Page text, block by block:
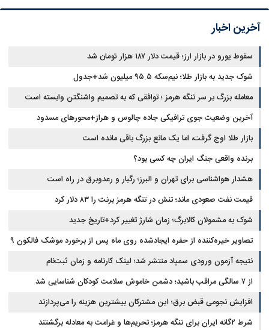
آخرین اخبار
سقوط یورو در بازار ارز؛ قیمت دلار ۱۸۷ هزار تومان شد
شوک جدید به بازار طلا؛ نیم‌سکه ۹۵.۵ میلیون شد+جدول
معامله بزرگ بر سر تنگه هرمز ؛ توافقی که به تصمیم واشنگتن وابسته است
آخرین وضعیت جوی ترافیکی جاده چالوس و هراز+محورهای مسدود
بازار طلا اوج گرفت، اما یک مانع بزرگ باقی مانده است
برنده واقعی جنگ ایران چه کسی بود؟
هشدار هواشناسی برای تهران و البرز؛ رگبار و رعدوبرق در راه است
قیمت نفت صعودی ماند؛ تنش در تنگه هرمز برنت را ۸۳ دلار کرد
شوک به مشمولان کالابرگ؛ زمان شارژ تغییر کرد+تاریخ جدید
تصاویر خیره‌کننده از حفره ایجادشده روی ماه پس از برخورد موشک فالکون ۹
نتیجه آزمون ورودی سمپاد منتشر شد؛ لینک کارنامه و زمان ثبت‌نام
از ۷ سالگی مراقب باشید؛ دشمن خاموش سلامت کودکان شناسایی شد
افزایش نجومی قبض برق؛ این مشترکان بیشترین هزینه را می‌پردازند
شرط ۲گانه ایران برای تنگه هرمز؛ تحریم‌ها و غرامت به معادله برگشتند